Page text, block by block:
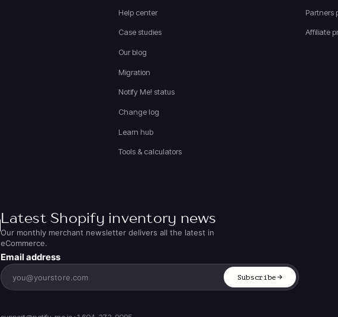
Help center
Case studies
Our blog
Migration
Notify Me! status
Change log
Learn hub
Tools & calculators
Partners
Affiliate
Latest Shopify inventory news
Our monthly merchant newsletter delivers all the latest in
eCommerce.
Email address
Subscribe